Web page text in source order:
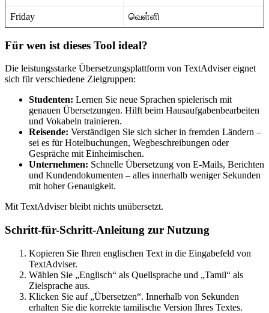
Friday வெள்ளி
Für wen ist dieses Tool ideal?
Die leistungsstarke Übersetzungsplattform von TextAdviser eignet
sich für verschiedene Zielgruppen:
Studenten: Lernen Sie neue Sprachen spielerisch mit
genauen Übersetzungen. Hilft beim Hausaufgabenbearbeiten
und Vokabeln trainieren.
Reisende: Verständigen Sie sich sicher in fremden Ländern –
sei es für Hotelbuchungen, Wegbeschreibungen oder
Gespräche mit Einheimischen.
Unternehmen: Schnelle Übersetzung von E-Mails, Berichten
und Kundendokumenten – alles innerhalb weniger Sekunden
mit hoher Genauigkeit.
Mit TextAdviser bleibt nichts unübersetzt.
Schritt-für-Schritt-Anleitung zur Nutzung
Kopieren Sie Ihren englischen Text in die Eingabefeld von
TextAdviser.
Wählen Sie „Englisch“ als Quellsprache und „Tamil“ als
Zielsprache aus.
Klicken Sie auf „Übersetzen“. Innerhalb von Sekunden
erhalten Sie die korrekte tamilische Version Ihres Textes.